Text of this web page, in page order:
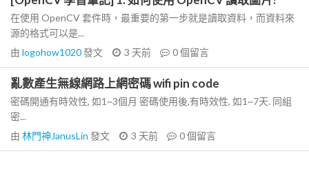
在使用 OpenCV 套件時，最重要的第一步就是讀取資料，而資料來
源的格式可以是...
由 logohow1020發文 3 天前 0個留言
亂數產生無線網路上網密碼 wifi pin code
密碼開通有時效性, 如1~3個月 密碼使用後,有時效性, 如1~7天. 同組
密...
由 林門神JanusLin 發文 3 天前 0個留言